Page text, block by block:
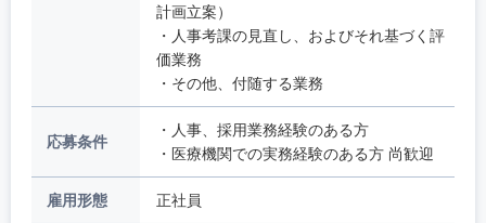
計画立案）
・人事考課の見直し、およびそれ基づく評
価業務
・その他、付随する業務
応募条件
・人事、採用業務経験のある方
・医療機関での実務経験のある方 尚歓迎
雇用形態 正社員